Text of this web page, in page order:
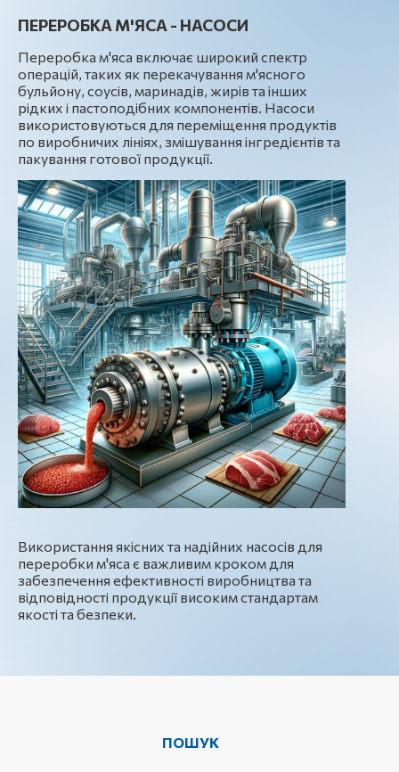
ПЕРЕРОБКА М'ЯСА - НАСОСИ
Переробка м'яса включає широкий спектр
операцій, таких як перекачування м'ясного
бульйону, соусів, маринадів, жирів та інших
рідких і пастоподібних компонентів. Насоси
використовуються для переміщення продуктів
по виробничих лініях, змішування інгредієнтів та
пакування готової продукції.
Використання якісних та надійних насосів для
переробки м'яса є важливим кроком для
забезпечення ефективності виробництва та
відповідності продукції високим стандартам
якості та безпеки.
ПОШУК